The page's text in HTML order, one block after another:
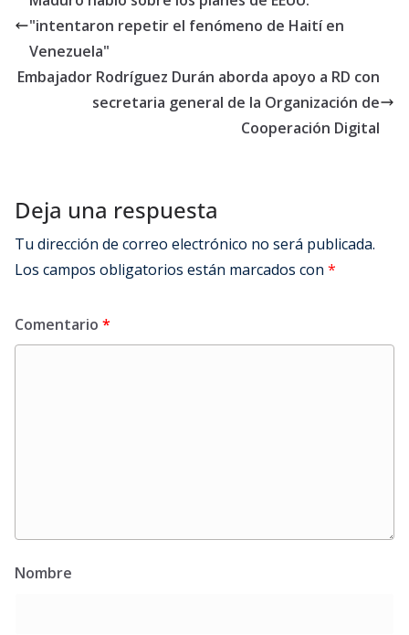
"intentaron repetir el fenómeno de Haití en
Venezuela"
Embajador Rodríguez Durán aborda apoyo a RD con
secretaria general de la Organización de
Cooperación Digital
Deja una respuesta
Tu dirección de correo electrónico no será publicada.
Los campos obligatorios están marcados con *
Comentario *
Nombre